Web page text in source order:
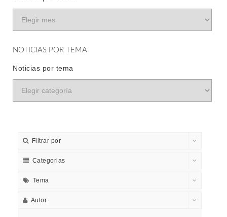
NOTICIAS POR TEMA
Noticias por tema
Filtrar por
Categorias
Tema
Autor